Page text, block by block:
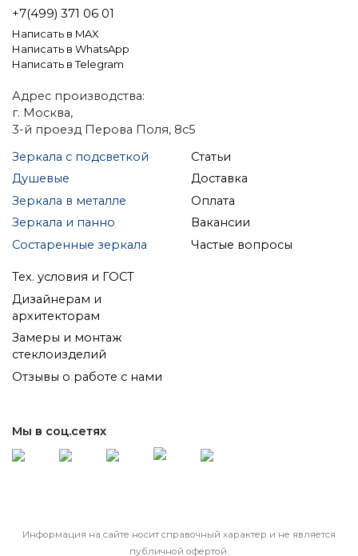
+7(499) 371 06 01
Написать в MAX
Написать в WhatsApp
Написать в Telegram
Адрес производства:
г. Москва,
3-й проезд Перова Поля, 8с5
Зеркала с подсветкой
Душевые
Зеркала в металле
Зеркала и панно
Состаренные зеркала
Статьи
Доставка
Оплата
Вакансии
Частые вопросы
Тех. условия и ГОСТ
Дизайнерам и
архитекторам
Замеры и монтаж
стеклоизделий
Отзывы о работе с нами
Мы в соц.сетях
Информация на сайте носит справочный характер и не является
публичной офертой.